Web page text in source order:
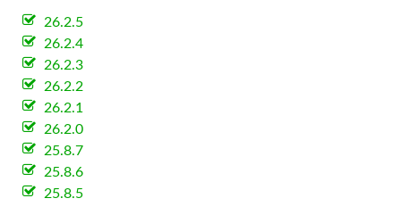
26.2.5
26.2.4
26.2.3
26.2.2
26.2.1
26.2.0
25.8.7
25.8.6
25.8.5